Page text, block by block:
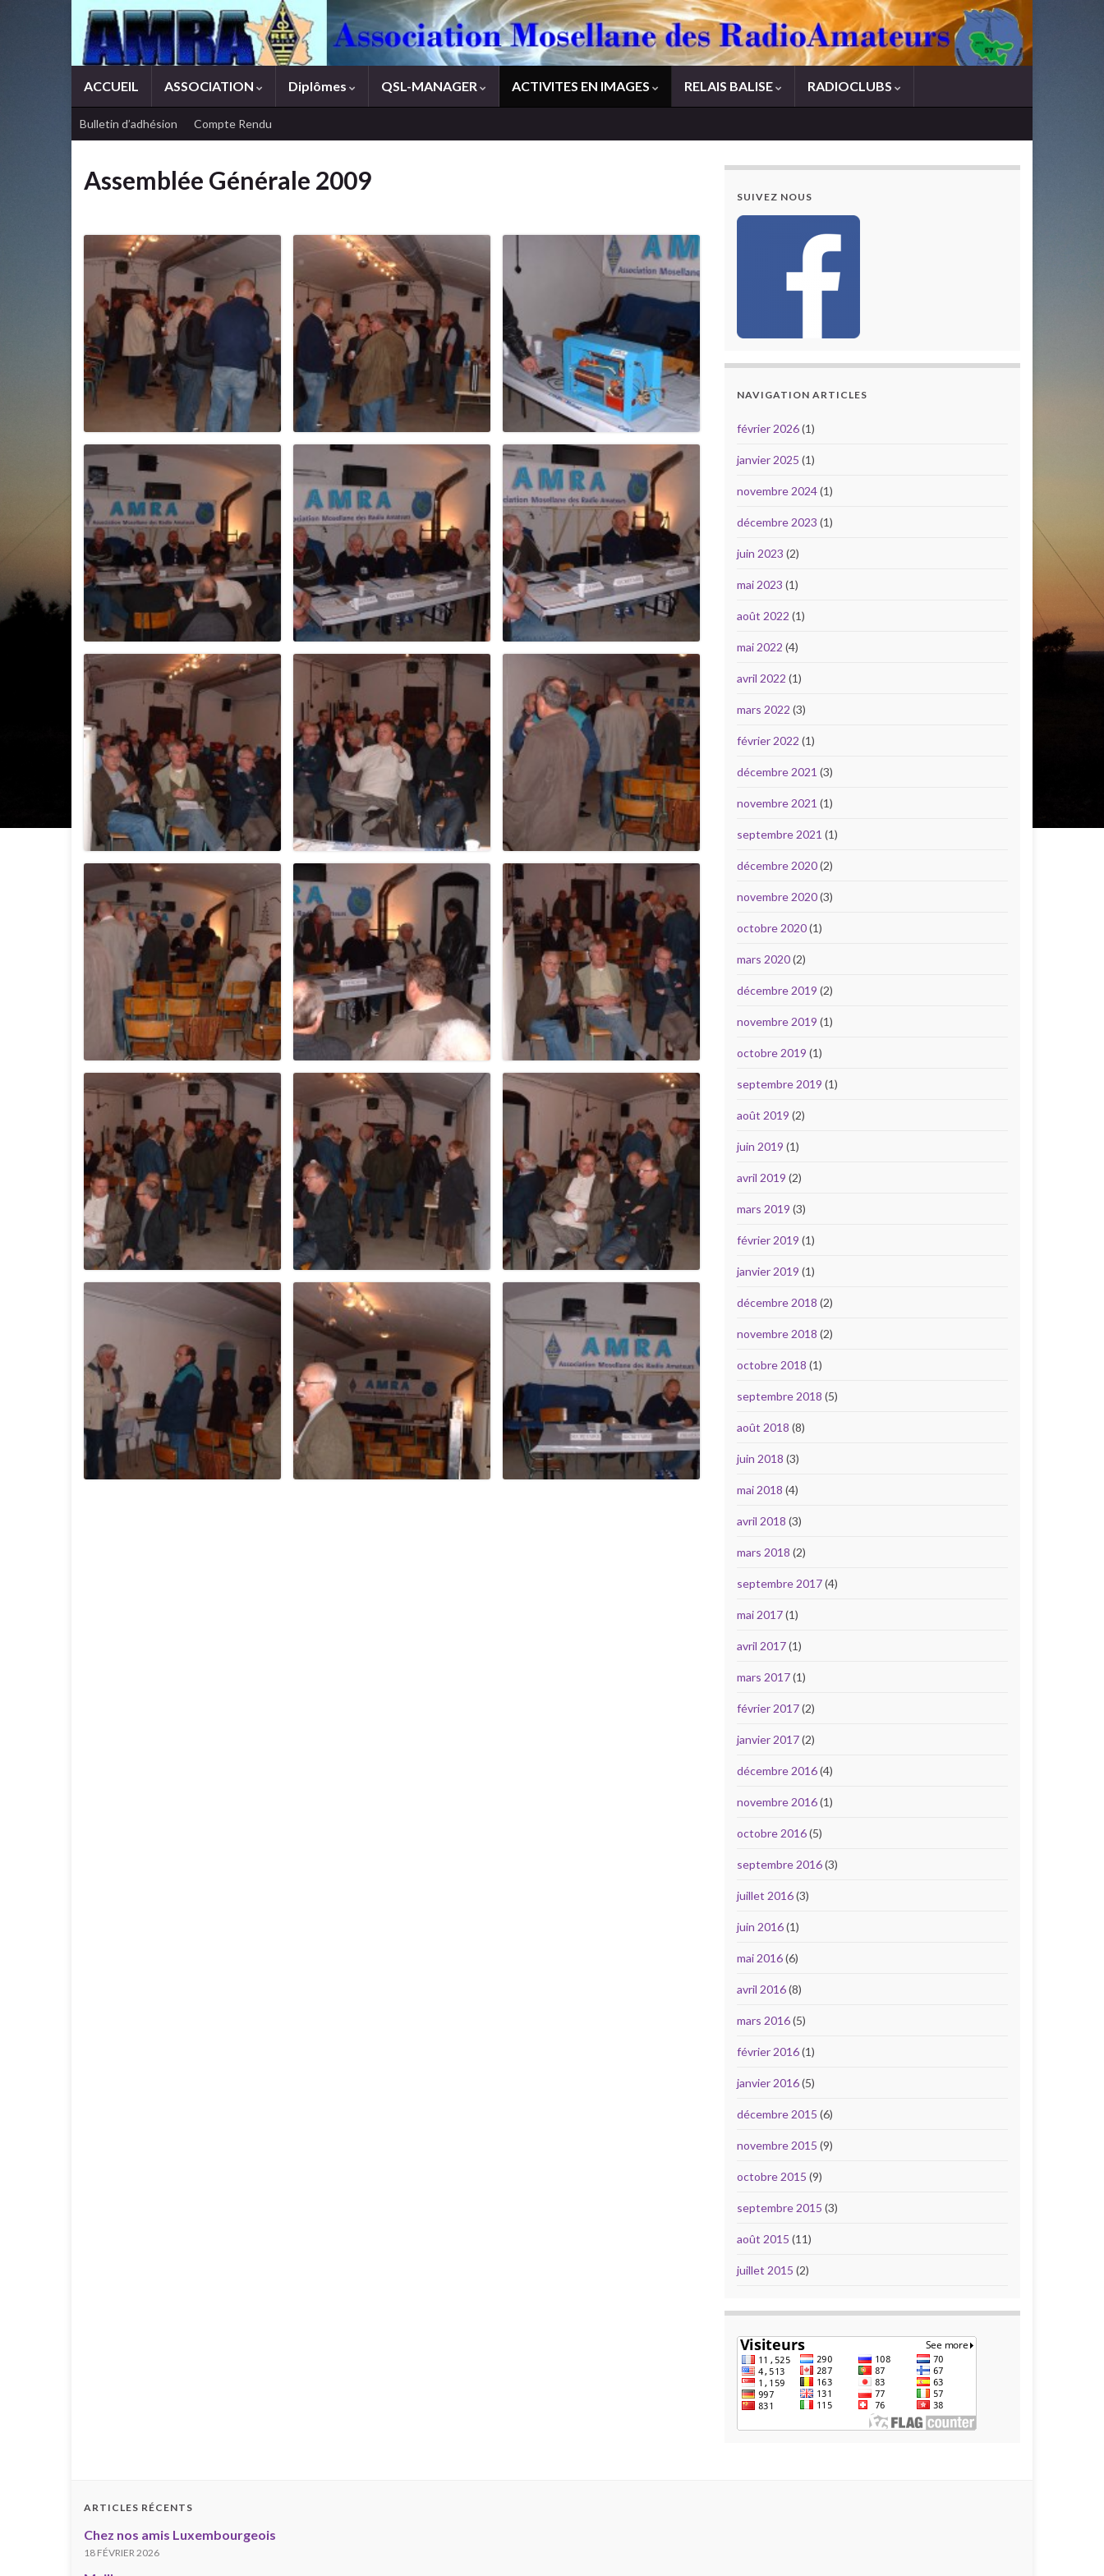
ACCUEIL ASSOCIATION Diplômes QSL-MANAGER ACTIVITES EN IMAGES RELAIS BALISE RADIOCLUBS
Bulletin d’adhésion Compte Rendu
Assemblée Générale 2009
SUIVEZ NOUS
NAVIGATION ARTICLES
février 2026(1)
janvier 2025 (1)
novembre 2024(1)
décembre 2023 (1)
juin 2023 (2)
mai 2023 (1)
août 2022 (1)
mai 2022 (4)
avril 2022 (1)
mars 2022 (3)
février 2022 (1)
décembre 2021 (3)
novembre 2021 (1)
septembre 2021 (1)
décembre 2020(2)
novembre 2020(3)
octobre 2020(1)
mars 2020(2)
décembre 2019 (2)
novembre 2019 (1)
octobre 2019 (1)
septembre 2019 (1)
août 2019 (2)
juin 2019 (1)
avril 2019 (2)
mars 2019 (3)
février 2019 (1)
janvier 2019 (1)
décembre 2018 (2)
novembre 2018 (2)
octobre 2018 (1)
septembre 2018 (5)
août 2018 (8)
juin 2018 (3)
mai 2018 (4)
avril 2018 (3)
mars 2018 (2)
septembre 2017(4)
mai 2017(1)
avril 2017(1)
mars 2017(1)
février 2017(2)
janvier 2017(2)
décembre 2016(4)
novembre 2016(1)
octobre 2016(5)
septembre 2016(3)
juillet 2016(3)
juin 2016(1)
mai 2016(6)
avril 2016(8)
mars 2016(5)
février 2016(1)
janvier 2016(5)
décembre 2015 (6)
novembre 2015 (9)
octobre 2015 (9)
septembre 2015 (3)
août 2015 (11)
juillet 2015 (2)
ARTICLES RÉCENTS
Chez nos amis Luxembourgeois
18 FÉVRIER 2026